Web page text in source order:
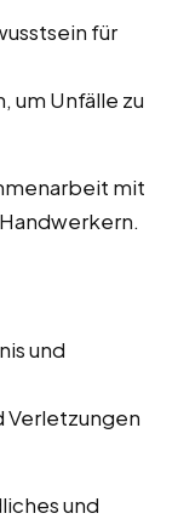
für
um Unfälle zu
mit
und
Verletzungen
und